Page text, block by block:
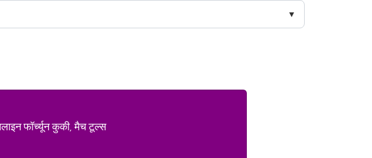
फॉर्च्यून कुकी, मैच टूल्स